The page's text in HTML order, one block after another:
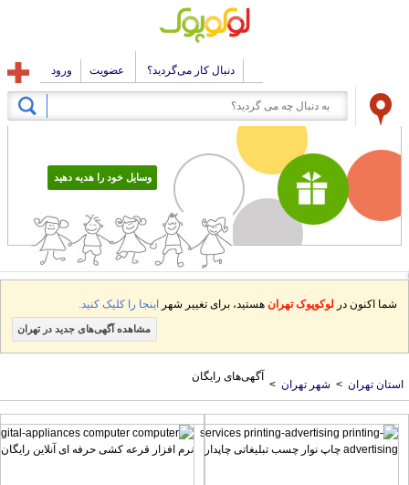
دنبال کار می‌گردید؟ عضویت ورود
وسایل خود را هدیه دهید
شما اکنون در لوکوپوک تهرانهستید، برای تغییر شهراینجا را کلیک کنید.
مشاهده آگهی‌های جدید در تهران
تهران > شهر تهران >
آگهی‌های رایگان